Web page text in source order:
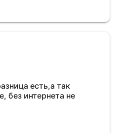
есть,а так
без интернета не